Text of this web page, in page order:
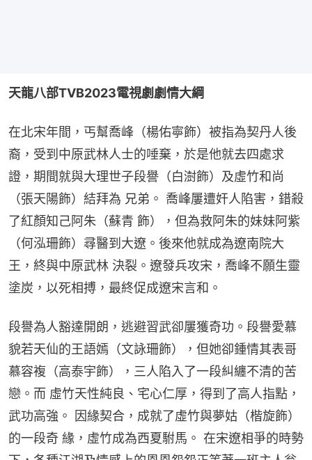
天龍八部TVB2023電視劇劇情大綱
在北宋年間，丐幫喬峰（楊佑寧飾）被指為契丹人後
裔，受到中原武林人士的唾棄，於是他就去四處求
證，期間就與大理世子段譽（白澍飾）及虛竹和尚
（張天陽飾）結拜為 兄弟。 喬峰屢遭奸人陷害，錯殺
了紅顏知己阿朱（蘇青 飾），但為救阿朱的妹妹阿紫
（何泓珊飾）尋醫到大遼。後來他就成為遼南院大
王，終與中原武林 決裂。遼發兵攻宋，喬峰不願生靈
塗炭，以死相搏，最終促成遼宋言和。
段譽為人豁達開朗，逃避習武卻屢獲奇功。段譽愛慕
貌若天仙的王語嫣（文詠珊飾），但她卻鍾情其表哥
慕容複（高泰宇飾），三人陷入了一段糾纏不清的苦
戀。而 虛竹天性純良、宅心仁厚，得到了高人指點，
武功高強。 因緣契合，成就了虛竹與夢姑（楷旋飾）
的一段奇 緣，虛竹成為西夏駙馬。 在宋遼相爭的時勢